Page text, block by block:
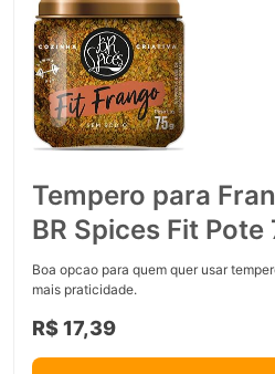
Tempero para
BR Spices Fit Pote
Boa opcao para quem quer usar
mais praticidade.
R$ 17,39